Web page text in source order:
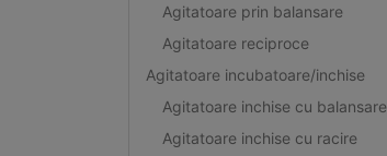
Agitatoare prin balansare
Agitatoare reciproce
Agitatoare incubatoare/inchise
Agitatoare inchise cu balansare
Agitatoare inchise cu racire